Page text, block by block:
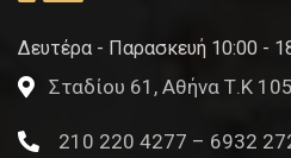
Δευτέρα - Παρασκευή 10:00 -
Σταδίου 61, Αθήνα Τ.Κ
210 220 4277 – 6932